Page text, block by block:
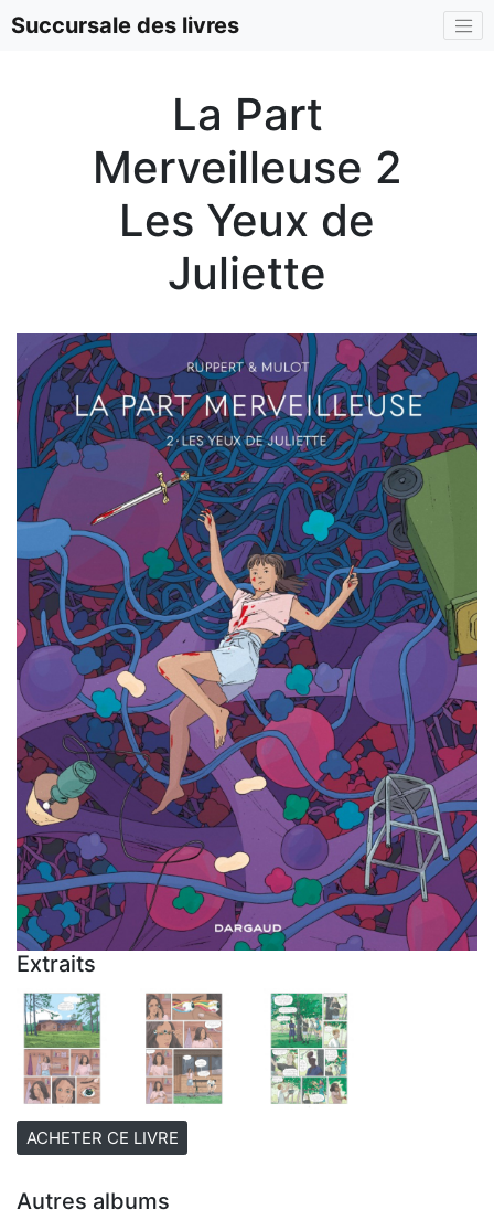
Succursale des livres
La Part
Merveilleuse 2
Les Yeux de
Juliette
Extraits
ACHETER CE LIVRE
Autres albums